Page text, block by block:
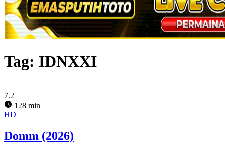
Tag: IDNXXI
7.2
128 min
HD
Domm (2026)